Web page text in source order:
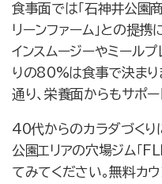
食事面では「石神井公園
リーンファーム」との提携
インスムージーやミールプ
りの80%は食事で決まり
通り、栄養面からもサポー
40代からのカラダづくり
公園エリアの穴場ジム「
てみてください。無料カ